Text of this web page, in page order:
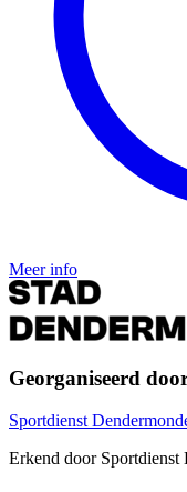
Meer info
Georganiseerd
Sportdienst
Erkend door Sportdienst